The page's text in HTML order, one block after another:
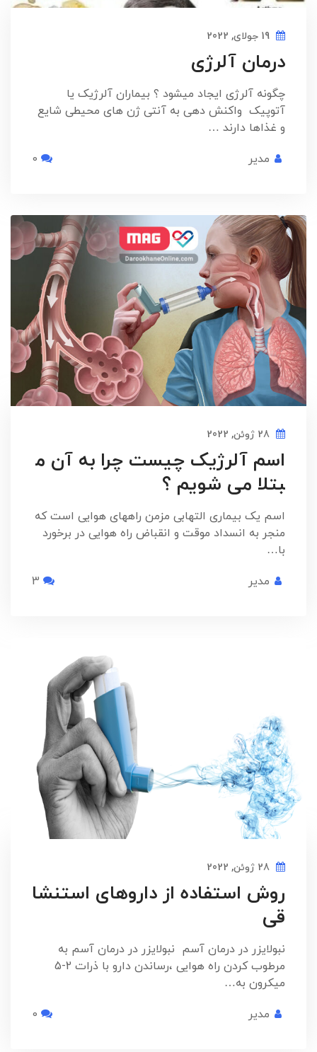
درمان آلرژی
چگونه آلرژی ایجاد میشود ؟ بیماران آلرژیک یا
آتوپیک واکنش دهی به آنتی ژن های محیطی شایع
و غذاها دارند …
مدیر
اسم آلرژیک چیست چرا به آن م
بتلا می شویم ؟
اسم یک بیماری التهابی مزمن راههای هوایی است که
منجر به انسداد موقت و انقباض راه هوایی در برخورد
با…
مدیر
روش استفاده از داروهای استنشا
قی
نبولایزر در درمان آسم نبولایزر در درمان آسم به
مرطوب کردن راه هوایی ،رساندن دارو با ذرات 2-5
میکرون به…
مدیر